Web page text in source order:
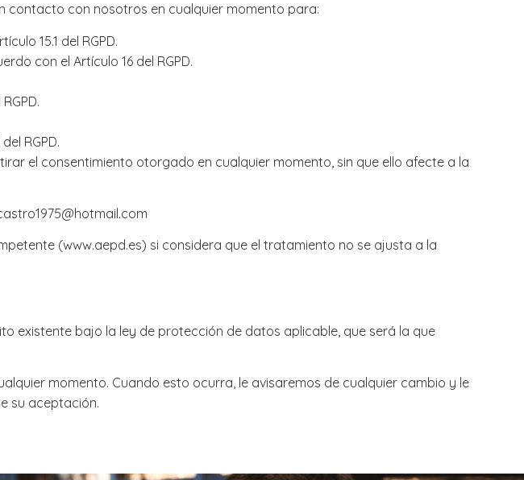
contacto con nosotros en cualquier momento para:
15.1 del RGPD.
con el Artículo 16 del RGPD.
RGPD.
el consentimiento otorgado en cualquier momento, sin que ello afecte a la
(www.aepd.es) si considera que el tratamiento no se ajusta a la
existente bajo la ley de protección de datos aplicable, que será la que
momento. Cuando esto ocurra, le avisaremos de cualquier cambio y le
su aceptación.